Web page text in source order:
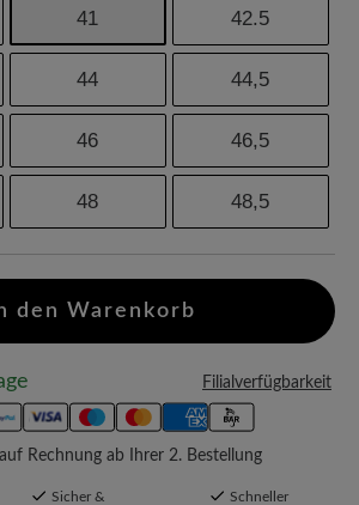
41 42.5
44 44,5
46 46,5
48 48,5
den Warenkorb
Filialverfügbarkeit
Rechnung ab Ihrer 2. Bestellung
Sicher &
Schneller